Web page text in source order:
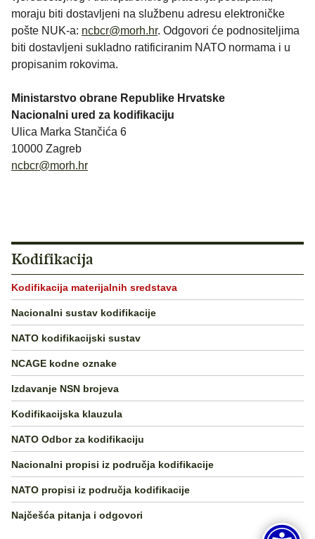
moraju biti dostavljeni na službenu adresu elektroničke
pošte NUK-a: ncbcr@morh.hr. Odgovori će podnositeljima
biti dostavljeni sukladno ratificiranim NATO normama i u
propisanim rokovima.
Ministarstvo obrane Republike Hrvatske
Nacionalni ured za kodifikaciju
Ulica Marka Stančića 6
10000 Zagreb
ncbcr@morh.hr
Kodifikacija
Kodifikacija materijalnih sredstava
Nacionalni sustav kodifikacije
NATO kodifikacijski sustav
NCAGE kodne oznake
Izdavanje NSN brojeva
Kodifikacijska klauzula
NATO Odbor za kodifikaciju
Nacionalni propisi iz područja kodifikacije
NATO propisi iz područja kodifikacije
Najčešća pitanja i odgovori